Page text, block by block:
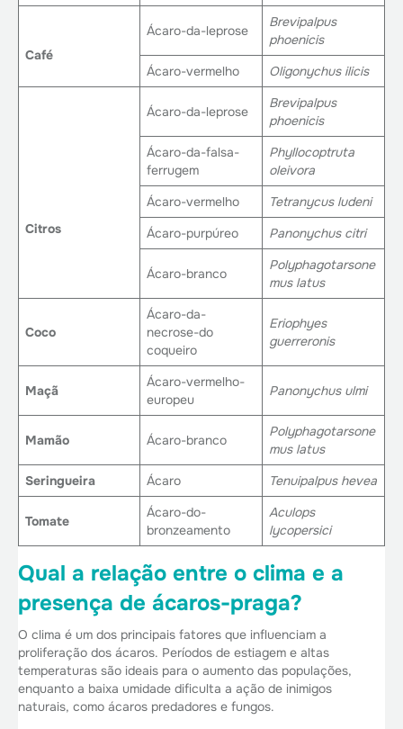
Café
Ácaro-da-leprose
Brevipalpus
phoenicis
Ácaro-vermelho
Oligonychus ilicis
Citros
Ácaro-da-leprose
Brevipalpus
phoenicis
Ácaro-da-falsa-
ferrugem
Phyllocoptruta
oleivora
Ácaro-vermelho
Tetranycus ludeni
Ácaro-purpúreo
Panonychus citri
Ácaro-branco
Polyphagotarsone
mus latus
Coco
Ácaro-da-
necrose-do
coqueiro
Eriophyes
guerreronis
Maçã
Ácaro-vermelho-
europeu
Panonychus ulmi
Mamão Ácaro-branco
Polyphagotarsone
mus latus
Seringueira
Ácaro Tenuipalpus hevea
Tomate
Ácaro-do-
bronzeamento
Aculops
lycopersici
Qual a relação entre o clima e a
presença de ácaros-praga?
O clima é um dos principais fatores que influenciam a
proliferação dos ácaros. Períodos de estiagem e altas
temperaturas são ideais para o aumento das populações,
enquanto a baixa umidade dificulta a ação de inimigos
naturais, como ácaros predadores e fungos.